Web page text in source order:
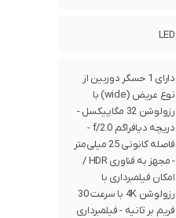
LED
دارای 1 حسگر دوربین از
نوع عریض (wide) با
رزولوشن 32 مگاپیکسل -
دریچه دیافراگم f/2.0 -
فاصله کانونی 25 میلی‌متر
- مجهز به فناوری HDR /
امکان فیلمبرداری با
رزولوشن 4K با سرعت 30
فریم بر ثانیه - فیلمبرداری